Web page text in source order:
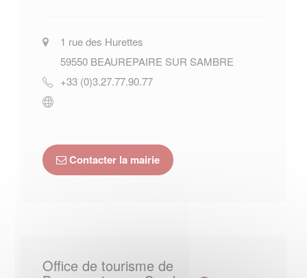
1 rue des Hurettes
59550 BEAUREPAIRE SUR SAMBRE
+33 (0)3.27.77.90.77
Contacter la mairie
Office de tourisme de